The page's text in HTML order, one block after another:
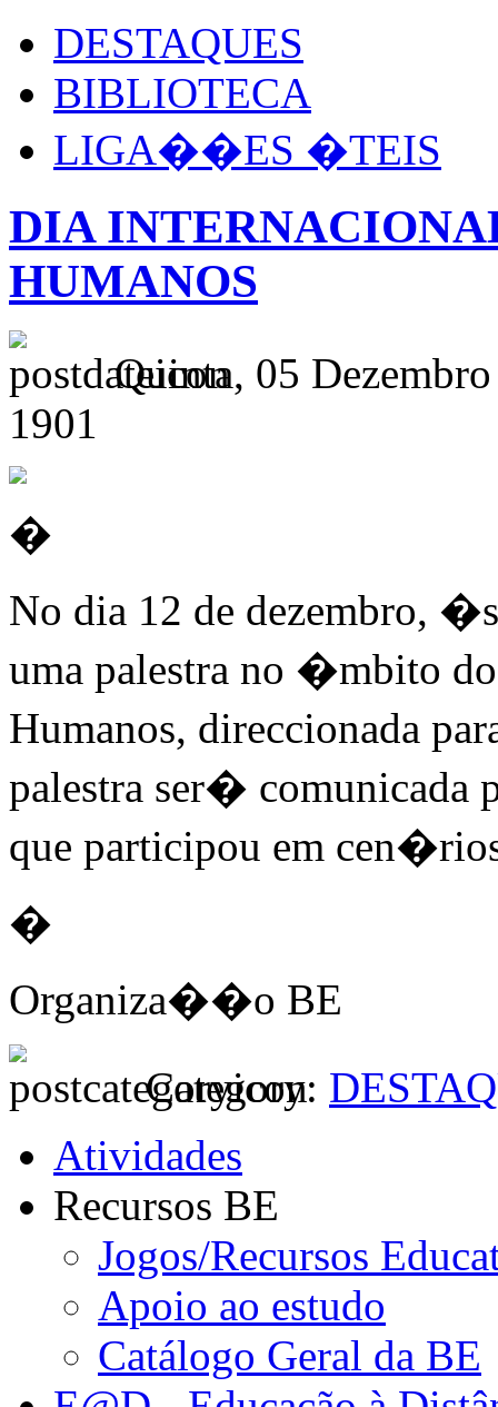
DESTAQUES
BIBLIOTECA
LIGA��ES �TEIS
DIA
HUMANOS
Quinta, 05
1901
�
No dia 12 de dezembro,
uma palestra no �mbito
Humanos, direccionada
palestra ser� comunicada
que participou em
�
Organiza��o BE
Category:
Atividades
Recursos BE
Jogos/Recursos
Apoio ao estudo
Catálogo Geral da BE